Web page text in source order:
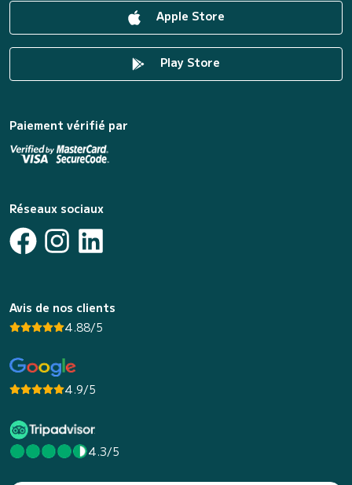
Apple Store
Play Store
Paiement vérifié par
Réseaux sociaux
Avis de nos clients
4.88/5
4.9/5
4.3/5